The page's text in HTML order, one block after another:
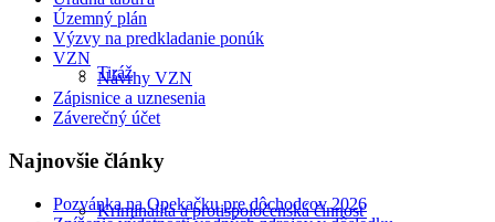
Tiráž
Kriminalita a protispoločenská činnosť
Územný plán
Výzvy na predkladanie ponúk
VZN
Návrhy VZN
Zápisnice a uznesenia
Záverečný účet
Najnovšie články
Pozvánka na Opekačku pre dôchodcov 2026